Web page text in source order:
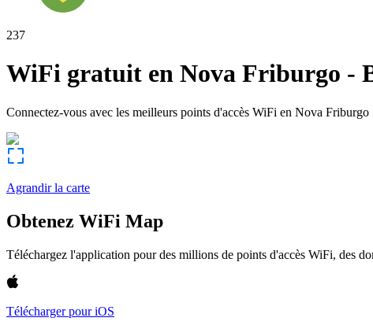
237
WiFi gratuit en Nova Friburgo -
Connectez-vous avec les meilleurs points d'accès WiFi en Nova Friburgo
Agrandir la carte
Obtenez WiFi Map
Téléchargez l'application pour des millions de points d'accès WiFi, des
Télécharger pour iOS